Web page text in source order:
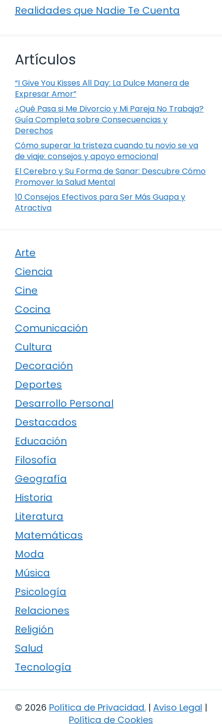
Realidades que Nadie Te Cuenta
Artículos
“I Give You Kisses All Day: La Dulce Manera de
Expresar Amor”
¿Qué Pasa si Me Divorcio y Mi Pareja No Trabaja?
Guía Completa sobre Consecuencias y
Derechos
Cómo superar la tristeza cuando tu novio se va
de viaje: consejos y apoyo emocional
El Cerebro y Su Forma de Sanar: Descubre Cómo
Promover la Salud Mental
10 Consejos Efectivos para Ser Más Guapa y
Atractiva
Arte
Ciencia
Cine
Cocina
Comunicación
Cultura
Decoración
Deportes
Desarrollo Personal
Destacados
Educación
Filosofía
Geografía
Historia
Literatura
Matemáticas
Moda
Música
Psicología
Relaciones
Religión
Salud
Tecnología
© 2026 Política de Privacidad. | Aviso Legal |
Política de Cookies